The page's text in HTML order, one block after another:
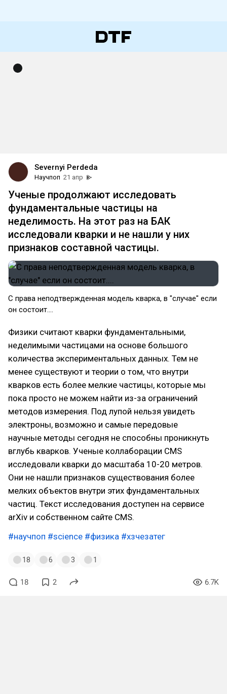
Severnyi Perdeda
Научпоп 21 апр
Ученые продолжают исследовать
фундаментальные частицы на
неделимость. На этот раз на БАК
исследовали кварки и не нашли у них
признаков составной частицы.
С права неподтвержденная модель кварка, в "случае" если
он состоит....
Физики считают кварки фундаментальными,
неделимыми частицами на основе большого
количества экспериментальных данных. Тем не
менее существуют и теории о том, что внутри
кварков есть более мелкие частицы, которые мы
пока просто не можем найти из-за ограничений
методов измерения. Под лупой нельзя увидеть
электроны, возможно и самые передовые
научные методы сегодня не способны проникнуть
вглубь кварков. Ученые коллаборации CMS
исследовали кварки до масштаба 10-20 метров.
Они не нашли признаков существования более
мелких объектов внутри этих фундаментальных
частиц. Текст исследования доступен на сервисе
arXiv и собственном сайте CMS.
#научпоп #science #физика #хзчезатег
18 6 3 1
18 2 6.7K